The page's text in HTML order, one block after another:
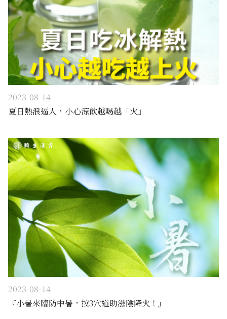
2023-08-14
夏日熱浪逼人，小心涼飲越喝越「火」
2023-08-14
『小暑來臨防中暑，按3穴道助滋陰降火！』